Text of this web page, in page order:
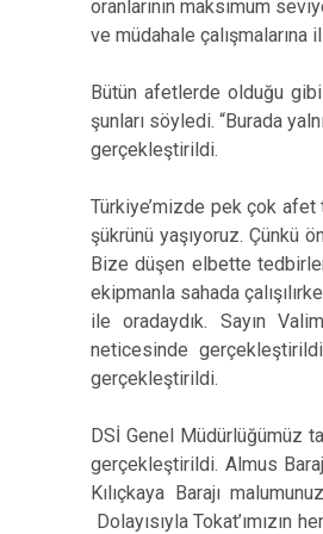
oranlarının maksimum
ve müdahale
Bütün afetlerde olduğu
şunları söyledi. “Burada
gerçekleştirildi.
Türkiye’mizde pek çok afet
şükrünü yaşıyoruz. Çünkü
Bize düşen elbette
ekipmanla sahada
ile oradaydık. Sayın
neticesinde
gerçekleştirildi.
DSİ Genel Müdürlüğümüz
gerçekleştirildi. Almus
Kılıçkaya Barajı
Dolayısıyla